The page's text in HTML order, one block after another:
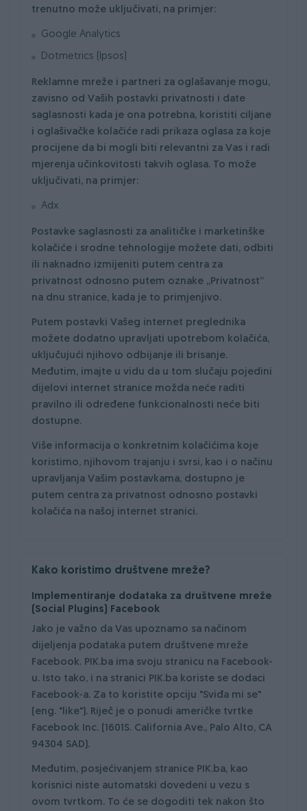
trenutno može uključivati, na primjer:
Google Analytics
Dotmetrics (Ipsos)
Reklamne mreže i partneri za oglašavanje mogu,
zavisno od Vaših postavki privatnosti i date
saglasnosti kada je ona potrebna, koristiti ciljane
i oglašivačke kolačiće radi prikaza oglasa za koje
procijene da bi mogli biti relevantni za Vas i radi
mjerenja učinkovitosti takvih oglasa. To može
uključivati, na primjer:
Adx
Postavke saglasnosti za analitičke i marketinške
kolačiće i srodne tehnologije možete dati, odbiti
ili naknadno izmijeniti putem centra za
privatnost odnosno putem oznake „Privatnost“
na dnu stranice, kada je to primjenjivo.
Putem postavki Vašeg internet preglednika
možete dodatno upravljati upotrebom kolačića,
uključujući njihovo odbijanje ili brisanje.
Međutim, imajte u vidu da u tom slučaju pojedini
dijelovi internet stranice možda neće raditi
pravilno ili određene funkcionalnosti neće biti
dostupne.
Više informacija o konkretnim kolačićima koje
koristimo, njihovom trajanju i svrsi, kao i o načinu
upravljanja Vašim postavkama, dostupno je
putem centra za privatnost odnosno postavki
kolačića na našoj internet stranici.
Kako koristimo društvene mreže?
Implementiranje dodataka za društvene mreže
(Social Plugins) Facebook
Jako je važno da Vas upoznamo sa načinom
dijeljenja podataka putem društvene mreže
Facebook. PIK.ba ima svoju stranicu na Facebook-
u. Isto tako, i na stranici PIK.ba koriste se dodaci
Facebook-a. Za to koristite opciju "Sviđa mi se"
(eng. "like"). Riječ je o ponudi američke tvrtke
Facebook Inc. (1601S. California Ave., Palo Alto, CA
94304 SAD).
Međutim, posjećivanjem stranice PIK.ba, kao
korisnici niste automatski dovedeni u vezu s
ovom tvrtkom. To će se dogoditi tek nakon što